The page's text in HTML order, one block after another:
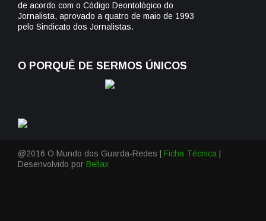
de acordo com o Código Deontológico do
Jornalista, aprovado a quatro de maio de 1993
pelo Sindicato dos Jornalistas.
O PORQUÊ DE SERMOS ÚNICOS
@2016 O Mundo dos Guarda-Redes | Ficha Técnica
Desenvolvido por Bellax